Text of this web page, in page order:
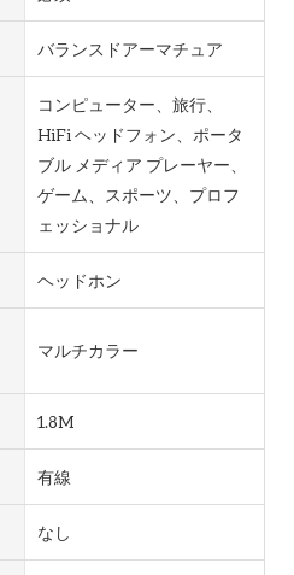
バランスドアーマチュア
コンピューター、旅行、
HiFi ヘッドフォン、ポータ
ブル メディア プレーヤー、
ゲーム、スポーツ、プロフ
ェッショナル
ヘッドホン
マルチカラー
1.8M
有線
なし